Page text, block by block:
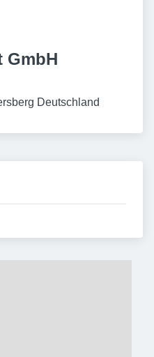
GmbH
Deutschland